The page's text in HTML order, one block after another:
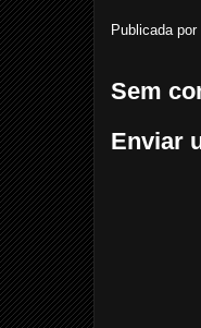
Publicada por
Sem
Enviar